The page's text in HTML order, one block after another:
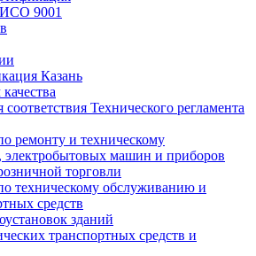
9001
Казань
Технического регламента
ремонту и техническому
машин и приборов
торговли
техническому обслуживанию и
средств
зданий
транспортных средств и